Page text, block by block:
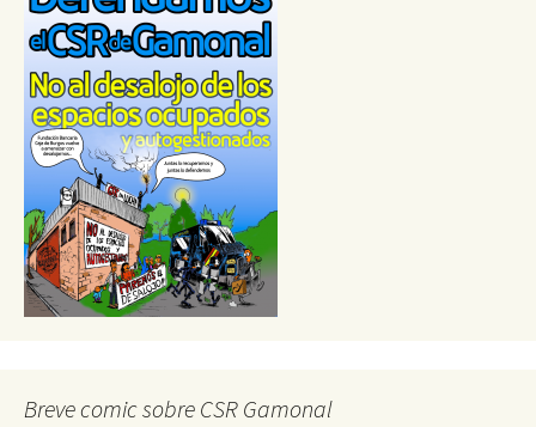
Breve comic sobre CSR Gamonal